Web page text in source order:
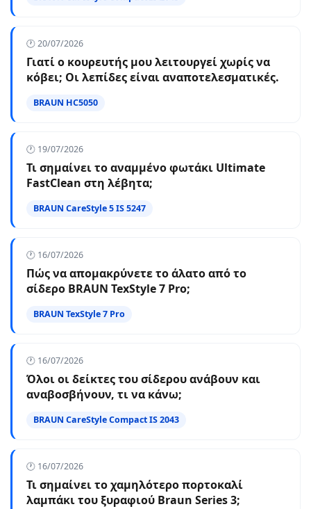
🕐 20/07/2026
Γιατί ο κουρευτής μου λειτουργεί χωρίς να
κόβει; Οι λεπίδες είναι αναποτελεσματικές.
BRAUN HC5050
🕐 19/07/2026
Τι σημαίνει το αναμμένο φωτάκι Ultimate
FastClean στη λέβητα;
BRAUN CareStyle 5 IS 5247
🕐 16/07/2026
Πώς να απομακρύνετε το άλατο από το
σίδερο BRAUN TexStyle 7 Pro;
BRAUN TexStyle 7 Pro
🕐 16/07/2026
Όλοι οι δείκτες του σίδερου ανάβουν και
αναβοσβήνουν, τι να κάνω;
BRAUN CareStyle Compact IS 2043
🕐 16/07/2026
Τι σημαίνει το χαμηλότερο πορτοκαλί
λαμπάκι του ξυραφιού Braun Series 3;